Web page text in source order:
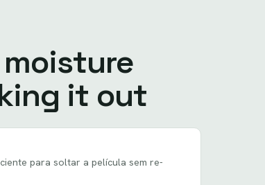
it out
para soltar a película sem re-